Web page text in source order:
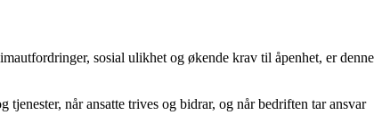
sosial ulikhet og økende krav til åpenhet, er denne
når ansatte trives og bidrar, og når bedriften tar ansvar